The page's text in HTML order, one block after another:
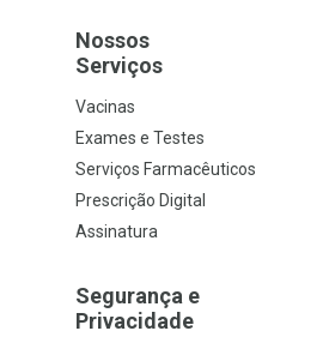
Nossos
Serviços
Vacinas
Exames e Testes
Serviços Farmacêuticos
Prescrição Digital
Assinatura
Segurança e
Privacidade